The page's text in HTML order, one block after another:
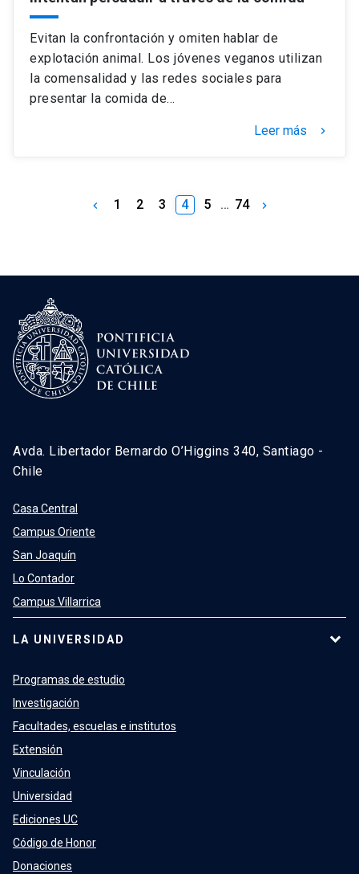
Evitan la confrontación y omiten hablar de
explotación animal. Los jóvenes veganos utilizan
la comensalidad y las redes sociales para
presentar la comida de…
Leer más keyboard_arrow_right
keyboard_arrow_left 1 2 3 4 5 … 74 keyboard_arrow_right
Avda. Libertador Bernardo O’Higgins 340, Santiago -
Chile
Casa Central
Campus Oriente
San Joaquín
Lo Contador
Campus Villarrica
LA UNIVERSIDAD
Programas de estudio
Investigación
Facultades, escuelas e institutos
Extensión
Vinculación
Universidad
Ediciones UC
Código de Honor
Donaciones